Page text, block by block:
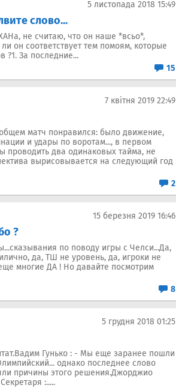
5 листопада 2018 15:49
слово...
не считаю, что он наше *всьо*,
он соответствует тем помоям, которые
?1. За последние...
15
7 квітня 2019 22:49
матч понравился: было движение,
и удары по воротам..., в первом
проводить два одинаковых тайма, не
вырисовывается на следующий год
2
15 березня 2019 16:46
?
по поводу игры с Челси...Да,
да, ТШ не уровень, да, игроки не
многие ДА ! Но давайте посмотрим
8
5 грудня 2018 01:25
Гунько : - Мы еще заранее пошли
однако последнее слово
причины этого решения.Джорджио
:.....